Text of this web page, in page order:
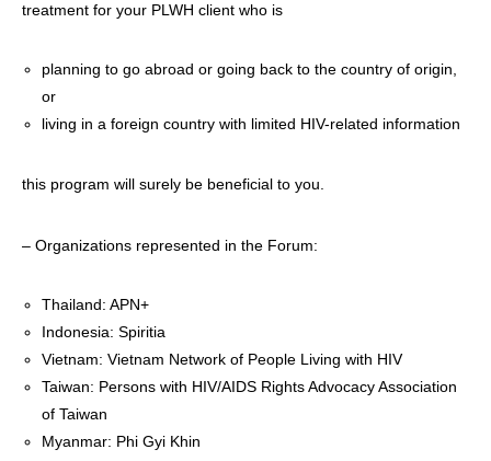
treatment for your PLWH client who is
planning to go abroad or going back to the country of origin,
or
living in a foreign country with limited HIV-related information
this program will surely be beneficial to you.
– Organizations represented in the Forum:
Thailand: APN+
Indonesia: Spiritia
Vietnam: Vietnam Network of People Living with HIV
Taiwan: Persons with HIV/AIDS Rights Advocacy Association
of Taiwan
Myanmar: Phi Gyi Khin